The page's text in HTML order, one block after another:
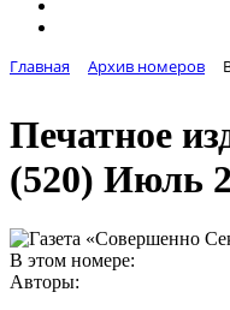
Главная Архив номеров
Печатное
(520) Июль
В этом номере:
Авторы: